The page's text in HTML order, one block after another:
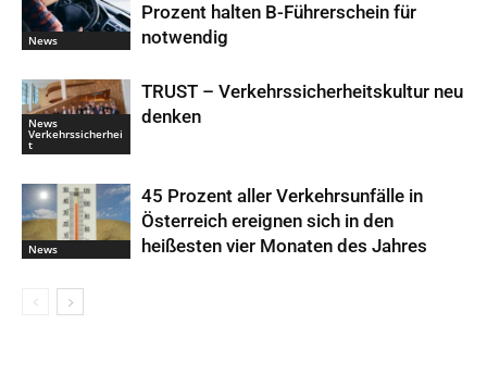
News
Prozent halten B-Führerschein für
notwendig
News
Verkehrssicherhei
t
TRUST – Verkehrssicherheitskultur neu
denken
News
45 Prozent aller Verkehrsunfälle in
Österreich ereignen sich in den
heißesten vier Monaten des Jahres